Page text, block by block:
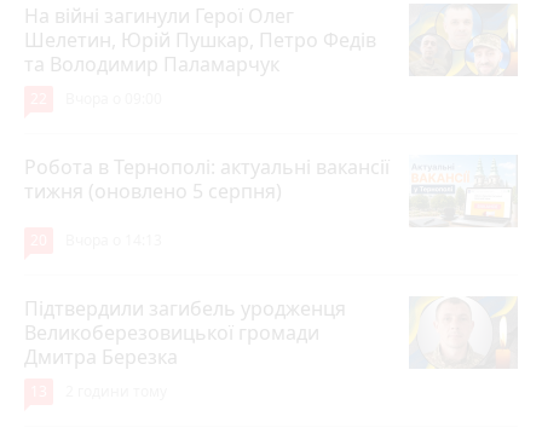
На війні загинули Герої Олег
Шелетин, Юрій Пушкар, Петро Федів
та Володимир Паламарчук
Робота в Тернополі: актуальні вакансії
тижня (оновлено 5 серпня)
Підтвердили загибель уродженця
Великоберезовицької громади
Дмитра Березка